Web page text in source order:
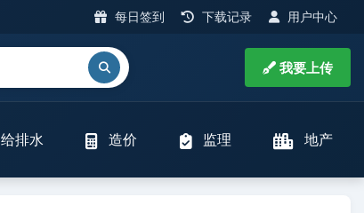
每日签到 下载记录 用户中心
我要上传
给排水 造价 监理 地产